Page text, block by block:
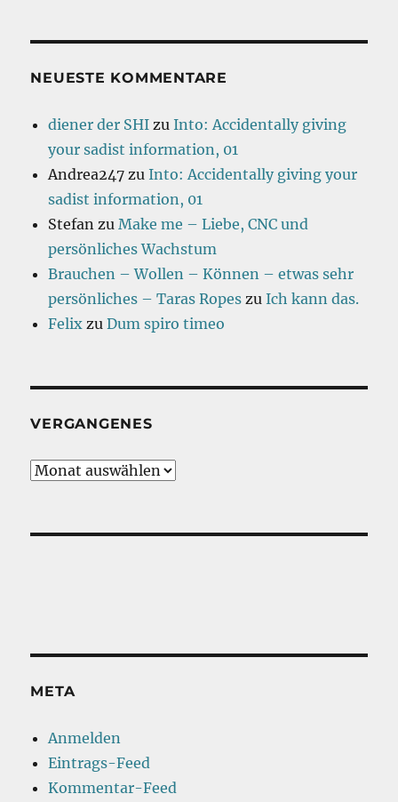
NEUESTE KOMMENTARE
diener der SHI zuInto: Accidentally giving
your sadist information, 01
Andrea247 zuInto: Accidentally giving your
sadist information, 01
Stefan zuMake me – Liebe, CNC und
persönliches Wachstum
Brauchen – Wollen – Können – etwas sehr
persönliches – Taras Ropes zuIch kann das.
Felix zuDum spiro timeo
VERGANGENES
Vergangenes
META
Anmelden
Eintrags-Feed
Kommentar-Feed